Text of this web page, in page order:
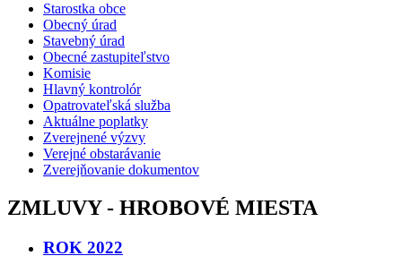
Starostka obce
Obecný úrad
Stavebný úrad
Obecné zastupiteľstvo
Komisie
Hlavný kontrolór
Opatrovateľská služba
Aktuálne poplatky
Zverejnené výzvy
Verejné obstarávanie
Zverejňovanie dokumentov
ZMLUVY - HROBOVÉ MIESTA
ROK 2022